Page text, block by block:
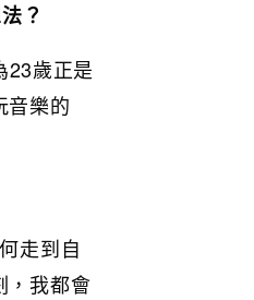
？
23歲正是
音樂的
走到自
，我都會